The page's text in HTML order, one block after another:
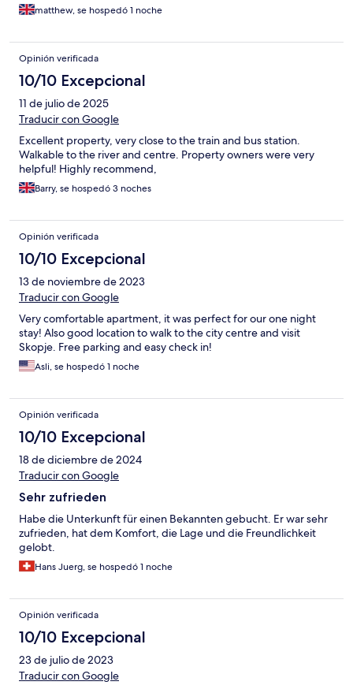
matthew, se hospedó 1 noche
Opinión verificada
10/10 Excepcional
11 de julio de 2025
Traducir con Google
Excellent property, very close to the train and bus station.
Walkable to the river and centre. Property owners were very
helpful! Highly recommend,
Barry, se hospedó 3 noches
Opinión verificada
10/10 Excepcional
13 de noviembre de 2023
Traducir con Google
Very comfortable apartment, it was perfect for our one night
stay! Also good location to walk to the city centre and visit
Skopje. Free parking and easy check in!
Asli, se hospedó 1 noche
Opinión verificada
10/10 Excepcional
18 de diciembre de 2024
Traducir con Google
Sehr zufrieden
Habe die Unterkunft für einen Bekannten gebucht. Er war sehr
zufrieden, hat dem Komfort, die Lage und die Freundlichkeit
gelobt.
Hans Juerg, se hospedó 1 noche
Opinión verificada
10/10 Excepcional
23 de julio de 2023
Traducir con Google